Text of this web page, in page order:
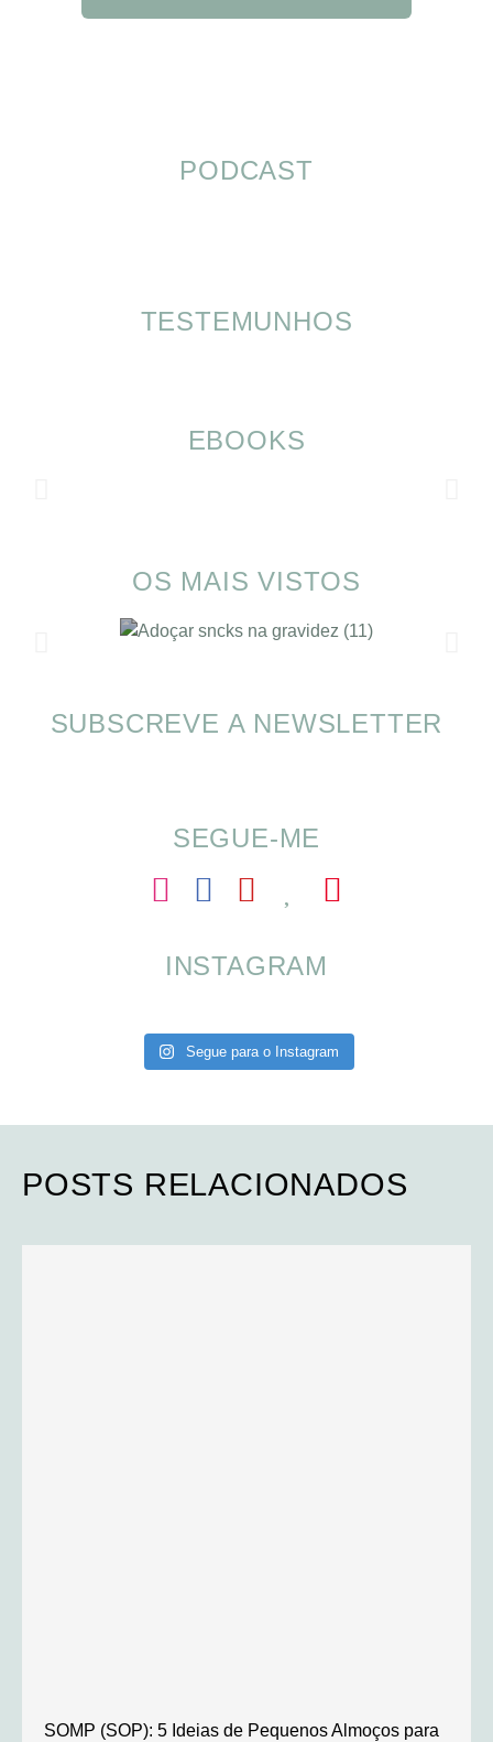
PODCAST
TESTEMUNHOS
EBOOKS
OS MAIS VISTOS
SOMP (SOP): 5 Ideias de Pequenos Almoços
SUBSCREVE A NEWSLETTER
SEGUE-ME
INSTAGRAM
Segue para o Instagram
POSTS RELACIONADOS
SOMP (SOP): 5 Ideias de Pequenos Almoços para